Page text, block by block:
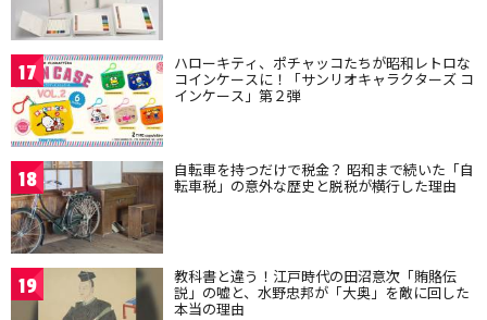
17 ハローキティ、ポチャッコたちが昭和レトロな
コインケースに！「サンリオキャラクターズ コ
インケース」第２弾
18 自転車を持つだけで税金？ 昭和まで続いた「自
転車税」の意外な歴史と脱税が横行した理由
19 教科書と違う！江戸時代の田沼意次「賄賂伝
説」の嘘と、水野忠邦が「大奥」を敵に回した
本当の理由